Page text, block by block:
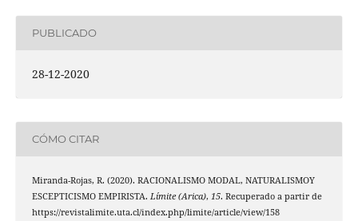
PUBLICADO
28-12-2020
CÓMO CITAR
Miranda-Rojas, R. (2020). RACIONALISMO MODAL, NATURALISMOY
ESCEPTICISMO EMPIRISTA. Límite (Arica), 15. Recuperado a partir de
https://revistalimite.uta.cl/index.php/limite/article/view/158